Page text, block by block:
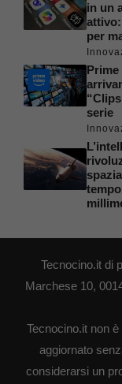
in un
per
Prime
serie
Tecnocino.it di
Marchese 10,
Tecnocino.it non
aggiornato
considerarsi un